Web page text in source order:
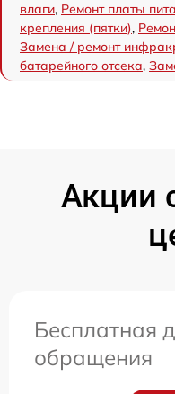
влаги, Ремонт платы
крепления (пятки),
Замена / ремонт
батарейного отсека,
Акции
Бесплатная
обращения